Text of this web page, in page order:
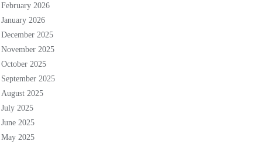
February 2026
January 2026
December 2025
November 2025
October 2025
September 2025
August 2025
July 2025
June 2025
May 2025